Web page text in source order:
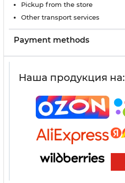
Pickup from the store
Other transport services
Payment methods
Наша продукция на: